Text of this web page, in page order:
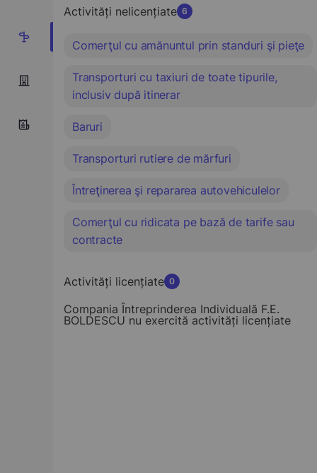
Activități nelicențiate 6
Comerţul cu amănuntul prin standuri şi pieţe
Transporturi cu taxiuri de toate tipurile,
inclusiv după itinerar
Baruri
Transporturi rutiere de mărfuri
Întreţinerea şi repararea autovehiculelor
Comerţul cu ridicata pe bază de tarife sau
contracte
Activități licențiate 0
Compania Întreprinderea Individuală F.E.
BOLDESCU nu exercită activități licențiate